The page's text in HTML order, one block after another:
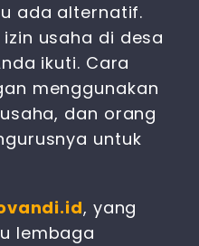
ada alternatif.
usaha di desa
ikuti. Cara
menggunakan
dan orang
untuk
, yang
lembaga